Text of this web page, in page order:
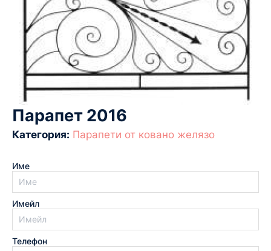
Парапет 2016
Категория: Парапети от ковано желязо
Име
Имейл
Телефон